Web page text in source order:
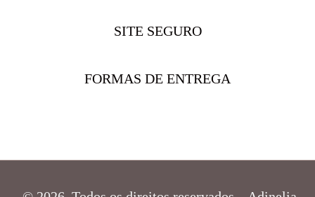
SITE SEGURO
FORMAS DE ENTREGA